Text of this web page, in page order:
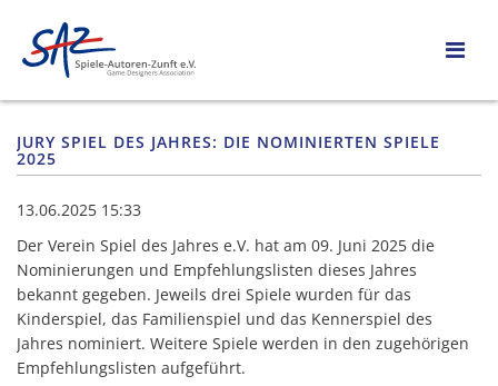
JURY SPIEL DES JAHRES: DIE NOMINIERTEN SPIELE
2025
13.06.2025 15:33
Der Verein Spiel des Jahres e.V. hat am 09. Juni 2025 die
Nominierungen und Empfehlungslisten dieses Jahres
bekannt gegeben. Jeweils drei Spiele wurden für das
Kinderspiel, das Familienspiel und das Kennerspiel des
Jahres nominiert. Weitere Spiele werden in den zugehörigen
Empfehlungslisten aufgeführt.